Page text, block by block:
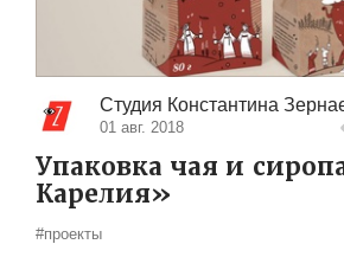
Студия Константина
01 авг. 2018
Упаковка чая и
Карелия»
#проекты